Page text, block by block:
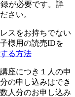
が必要です。詳
さい。
スをお持ちでない
様用の読売IDを
る方法
座につき１人の申
の申し込みはでき
人分のお申し込み